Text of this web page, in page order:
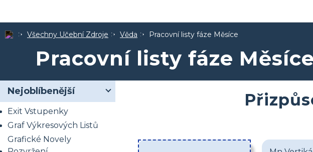
Všechny Učební Zdroje Věda Pracovní listy fáze Měsíce
Pracovní listy fáze Měsíce
Nejoblíbenější
Exit Vstupenky
Graf Výkresových Listů
Grafické Novely